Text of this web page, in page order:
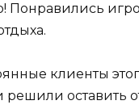
Понравились
клиенты
решили оставить